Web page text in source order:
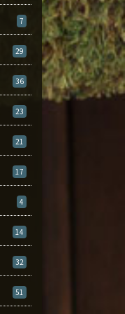
7
29
36
23
21
17
4
14
32
51